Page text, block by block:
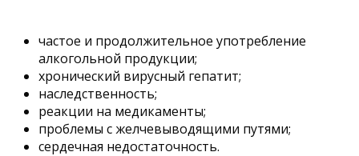
частое и продолжительное употребление
алкогольной продукции;
хронический вирусный гепатит;
наследственность;
реакции на медикаменты;
проблемы с желчевыводящими путями;
сердечная недостаточность.